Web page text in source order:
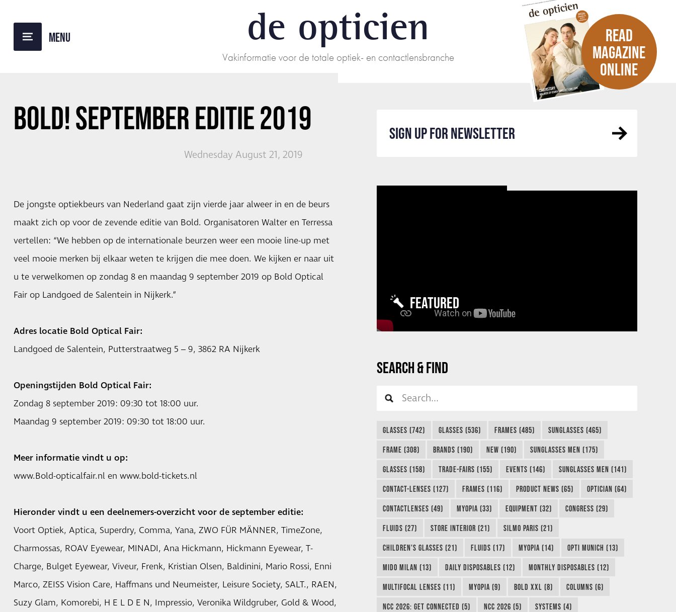
de opticien
Vakinformatie voor de totale optiek- en contactlensbranche
READ
MAGAZINE
ONLINE
BOLD! SEPTEMBER EDITIE 2019
Wednesday August 21, 2019
De jongste optiekbeurs van Nederland gaat zijn vierde jaar alweer in en de beurs
maakt zich op voor de zevende editie van Bold. Organisatoren Walter en Terressa
vertellen: “We hebben op de internationale beurzen weer een mooie line-up met
veel mooie merken bij elkaar weten te krijgen die mee doen. We kijken er naar uit
u te verwelkomen op zondag 8 en maandag 9 september 2019 op Bold Optical
Fair op Landgoed de Salentein in Nijkerk.”
Adres locatie Bold Optical Fair:
Landgoed de Salentein, Putterstraatweg 5 – 9, 3862 RA Nijkerk
Openingstijden Bold Optical Fair:
Zondag 8 september 2019: 09:30 tot 18:00 uur.
Maandag 9 september 2019: 09:30 tot 18:00 uur.
Meer informatie vindt u op:
www.Bold-opticalfair.nl en www.bold-tickets.nl
Hieronder vindt u een deelnemers-overzicht voor de september editie:
Voort Optiek, Aptica, Superdry, Comma, Yana, ZWO FÜR MÄNNER, TimeZone,
Charmossas, ROAV Eyewear, MINADI, Ana Hickmann, Hickmann Eyewear, T-
Charge, Bulget Eyewear, Viveur, Frenk, Kristian Olsen, Baldinini, Mario Rossi, Enni
Marco, ZEISS Vision Care, Haffmans und Neumeister, Leisure Society, SALT., RAEN,
Suzy Glam, Komorebi, H E L D E N, Impressio, Veronika Wildgruber, Gold & Wood,
SIGN UP FOR NEWSLETTER
FEATURED
SEARCH & FIND
GLASSES (742) GLASSES (536) FRAMES (485) SUNGLASSES (465)
FRAME (308) BRANDS (190) NEW (190) SUNGLASSES MEN (175)
GLASSES (158) TRADE-FAIRS (155) EVENTS (146) SUNGLASSES MEN (141)
CONTACT-LENSES (127) FRAMES (116) PRODUCT NEWS (65) OPTICIAN (64)
CONTACTLENSES (49) MYOPIA (33) EQUIPMENT (32) CONGRESS (29)
FLUIDS (27) STORE INTERIOR (21) SILMO PARIS (21)
CHILDREN'S GLASSES (21) FLUIDS (17) MYOPIA (14) OPTI MUNICH (13)
MIDO MILAN (13) DAILY DISPOSABLES (12) MONTHLY DISPOSABLES (12)
MULTIFOCAL LENSES (11) MYOPIA (9) BOLD XXL (8) COLUMNS (6)
NCC 2026: GET CONNECTED (5) NCC 2026 (5) SYSTEMS (4)